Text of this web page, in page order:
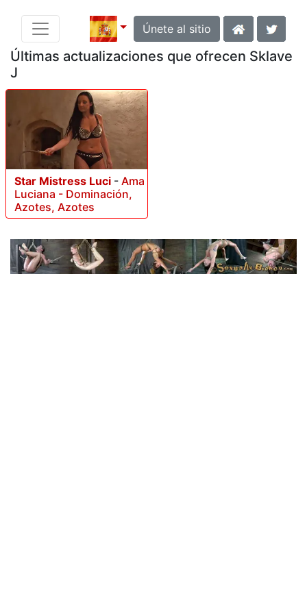
Únete al sitio
Últimas actualizaciones que ofrecen Sklave
J
Star Mistress Luci - Ama
Luciana - Dominación,
Azotes, Azotes